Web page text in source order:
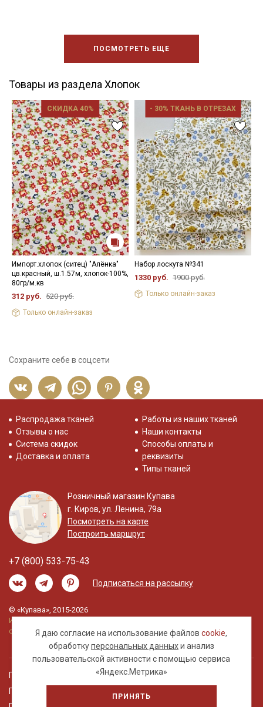
ПОСМОТРЕТЬ ЕЩЕ
Товары из раздела Хлопок
СКИДКА 40%
Импорт.хлопок (ситец) "Алёнка"
цв.красный, ш.1.57м, хлопок-100%,
80гр/м.кв
312 руб. 520 руб.
Только онлайн-заказ
- 30% ТКАНЬ В ОТРЕЗАХ
Набор лоскута №341
1330 руб. 1900 руб.
Только онлайн-заказ
Сохраните себе в соцсети
Я даю согласие на использование файловcookie,
обработкуперсональных данныхи анализ
пользовательской активности с помощью сервиса
«Яндекс.Метрика»
ПРИНЯТЬ
Распродажа тканей
Отзывы о нас
Система скидок
Доставка и оплата
Работы из наших тканей
Наши контакты
Способы оплаты и
реквизиты
Типы тканей
Розничный магазин Купава
г. Киров, ул. Ленина, 79а
Посмотреть на карте
Построить маршрут
+7 (800) 533-75-43
Подписаться на рассылку
© «Купава», 2015-2026
Информация на сайте не является публичной
офертой.
Правовая информация
Политика обработки персональных данных